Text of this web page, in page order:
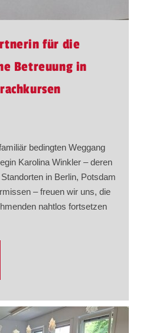
für die
Betreuung in
bedingten Weggang
Karolina Winkler – deren
in Berlin, Potsdam
– freuen wir uns, die
nahtlos fortsetzen